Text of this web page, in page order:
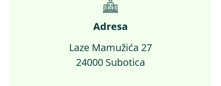
Adresa
Laze Mamužića 27
24000 Subotica